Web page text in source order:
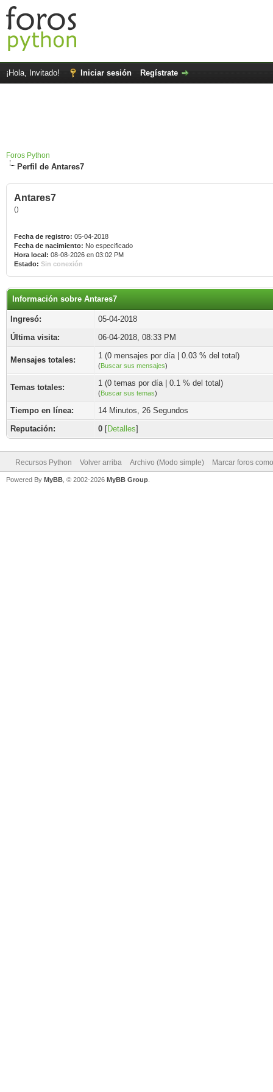
¡Hola, Invitado! Iniciar sesión Regístrate
Foros Python
Perfil de Antares7
Antares7
()
Fecha de registro: 05-04-2018
Fecha de nacimiento: No especificado
Hora local: 08-08-2026 en 03:02 PM
Estado: Sin conexión
Información sobre Antares7
Ingresó:
05-04-2018
Última visita:
06-04-2018, 08:33 PM
Mensajes totales: 1 (0 mensajes por día | 0.03 % del total)
(Buscar sus mensajes)
Temas totales: 1 (0 temas por día | 0.1 % del total)
(Buscar sus temas)
Tiempo en línea:
14 Minutos, 26 Segundos
Reputación:
0 [Detalles]
Recursos Python Volver arriba Archivo (Modo simple) Marcar foros
Powered By MyBB , © 2002-2026 MyBB Group